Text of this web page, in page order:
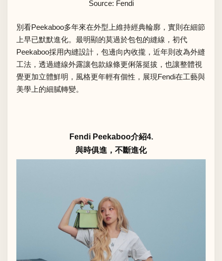
Source: Fendi
別看Peekaboo多年來在外型上維持經典輪廓，實則在細節
上早已默默進化。最明顯的莫過於包包的縫線，初代
Peekaboo採用內縫設計，包邊向內收攏，近年則改為外縫
工法，透過縫線外露讓包款線條更俐落挺拔，也讓整體視
覺更加立體鮮明，風格更年輕有個性，展現Fendi在工藝與
美學上的細膩轉變。
Fendi Peekaboo介紹4.
與時俱進，不斷進化